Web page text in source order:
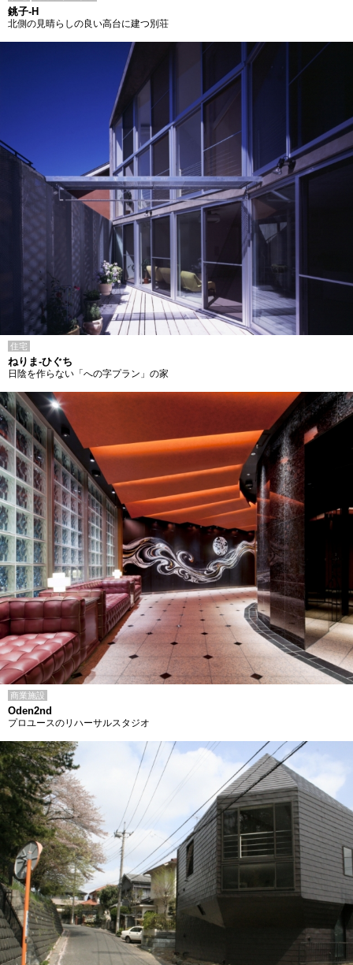
銚子-H
北側の見晴らしの良い高台に建つ別荘
住宅
ねりま-ひぐち
日陰を作らない「への字プラン」の家
商業施設
Oden2nd
プロユースのリハーサルスタジオ